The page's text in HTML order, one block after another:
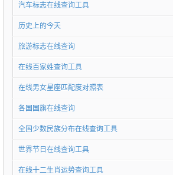
汽车标志在线查询工具
历史上的今天
旅游标志在线查询
在线百家姓查询工具
在线男女星座匹配度对照表
各国国旗在线查询
全国少数民族分布在线查询工具
世界节日在线查询工具
在线十二生肖运势查询工具